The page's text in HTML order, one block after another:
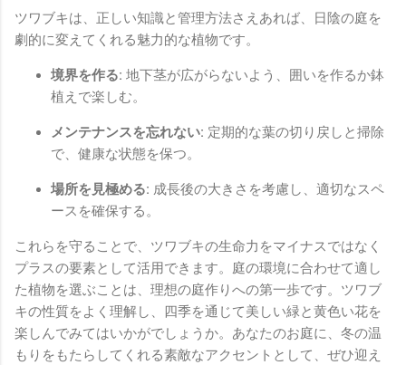
ツワブキは、正しい知識と管理方法さえあれば、日陰の庭を
劇的に変えてくれる魅力的な植物です。
境界を作る: 地下茎が広がらないよう、囲いを作るか鉢
植えで楽しむ。
メンテナンスを忘れない: 定期的な葉の切り戻しと掃除
で、健康な状態を保つ。
場所を見極める: 成長後の大きさを考慮し、適切なスペ
ースを確保する。
これらを守ることで、ツワブキの生命力をマイナスではなく
プラスの要素として活用できます。庭の環境に合わせて適し
た植物を選ぶことは、理想の庭作りへの第一歩です。ツワブ
キの性質をよく理解し、四季を通じて美しい緑と黄色い花を
楽しんでみてはいかがでしょうか。あなたのお庭に、冬の温
もりをもたらしてくれる素敵なアクセントとして、ぜひ迎え